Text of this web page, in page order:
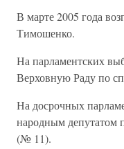
В марте 2005 года
Тимошенко.
На парламентских
Верховную Раду по
На досрочных
народным
(№ 11).